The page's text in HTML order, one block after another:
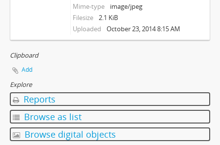
Mime-type
image/jpeg
Filesize
2.1 KiB
Uploaded
October 23, 2014 8:15 AM
Clipboard
Add
Explore
Reports
Browse as list
Browse digital objects